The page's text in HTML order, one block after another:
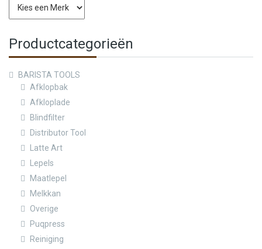
Productcategorieën
BARISTA TOOLS
Afklopbak
Afkloplade
Blindfilter
Distributor Tool
Latte Art
Lepels
Maatlepel
Melkkan
Overige
Puqpress
Reiniging